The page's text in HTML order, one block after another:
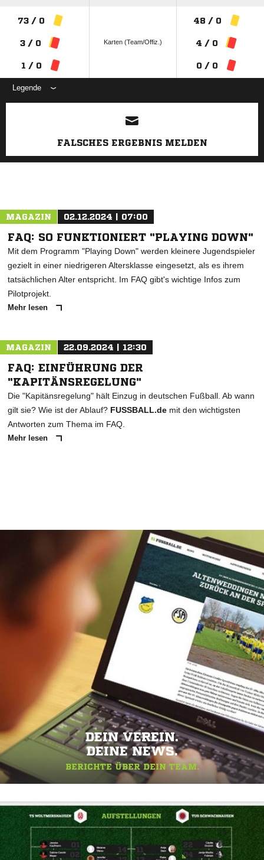
73 / 0
3 / 0
1 / 0
Karten (Team/Offiz.)
48 / 0
4 / 0
0 / 0
Legende
ANZEIGE
FALSCHES ERGEBNIS MELDEN
MAGAZIN 02.12.2024 | 07:00
FAQ: SO FUNKTIONIERT "PLAYING DOWN"
Mit dem Programm "Playing Down" werden kleinere Jugendspieler
gezielt in einer niedrigeren Altersklasse eingesetzt, als es ihrem
tatsächlichen Alter entspricht. Im FAQ gibt's wichtige Infos zum
Pilotprojekt.
Mehr lesen
MAGAZIN 22.09.2024 | 12:30
FAQ: EINFÜHRUNG DER
"KAPITÄNSREGELUNG"
Die "Kapitänsregelung" hält Einzug in deutschen Fußball. Ab wann
gilt sie? Wie ist der Ablauf? FUSSBALL.de mit den wichtigsten
Antworten zum Thema im FAQ.
Mehr lesen
DEIN VEREIN.
DEINE NEWS.
BERICHTE ÜBER DEIN TEAM.